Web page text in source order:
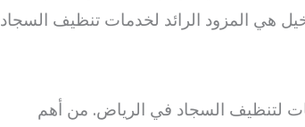
هي المزود الرائد لخدمات تنظيف السجاد
لتنظيف السجاد في الرياض. من أهم